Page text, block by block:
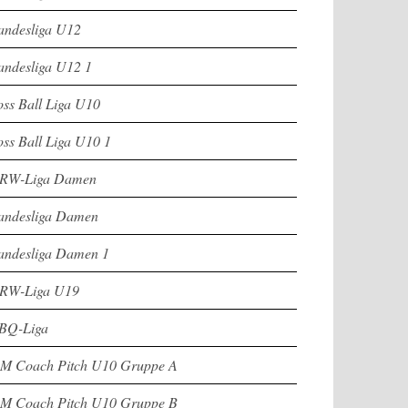
U12
U12 1
Ball Liga U10
Ball Liga U10 1
Liga Damen
Damen
Damen 1
Liga U19
Liga
Coach Pitch U10 Gruppe A
Coach Pitch U10 Gruppe B